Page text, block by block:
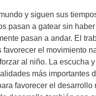
y siguen sus
pasan a gatear sin
pasan a andar. El
favorecer el movimiento
al niño. La escucha
más importantes
favorecer el desarrollo